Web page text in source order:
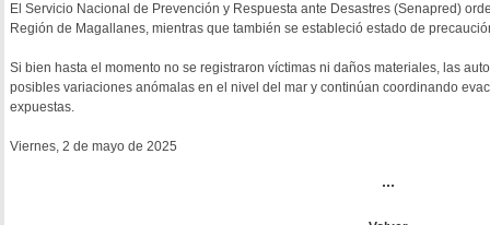
El Servicio Nacional de Prevención y Respuesta ante Desastres (Senapred)
Región de Magallanes, mientras que también se estableció estado de
Si bien hasta el momento no se registraron víctimas ni daños materiales, las
posibles variaciones anómalas en el nivel del mar y continúan coordinando
expuestas.
Viernes, 2 de mayo de 2025
...